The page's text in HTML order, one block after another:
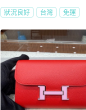
狀況良好 台灣 免運